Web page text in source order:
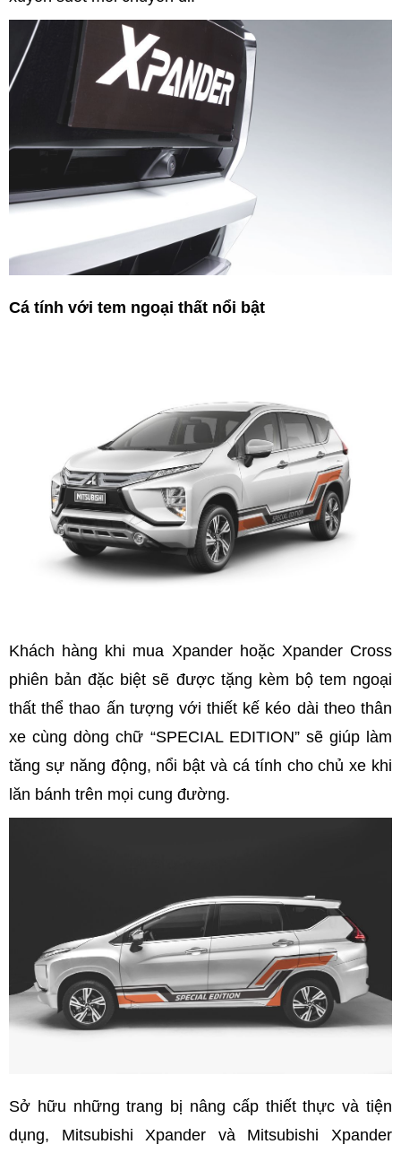
Cá tính với tem ngoại thất nổi bật
Khách hàng khi mua Xpander hoặc Xpander Cross
phiên bản đặc biệt sẽ được tặng kèm bộ tem ngoại
thất thể thao ấn tượng với thiết kế kéo dài theo thân
xe cùng dòng chữ “SPECIAL EDITION” sẽ giúp làm
tăng sự năng động, nổi bật và cá tính cho chủ xe khi
lăn bánh trên mọi cung đường.
Sở hữu những trang bị nâng cấp thiết thực và tiện
dụng, Mitsubishi Xpander và Mitsubishi Xpander